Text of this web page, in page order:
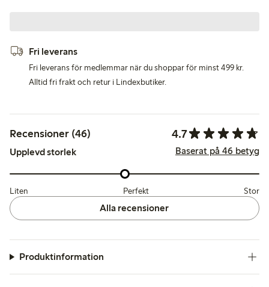
Fri leverans
Fri leverans för medlemmar när du shoppar för minst 499 kr.
Alltid fri frakt och retur i Lindexbutiker.
Recensioner (46) 4.7
Upplevd storlek Baserat på 46 betyg
Liten Perfekt Stor
Alla recensioner
Produktinformation